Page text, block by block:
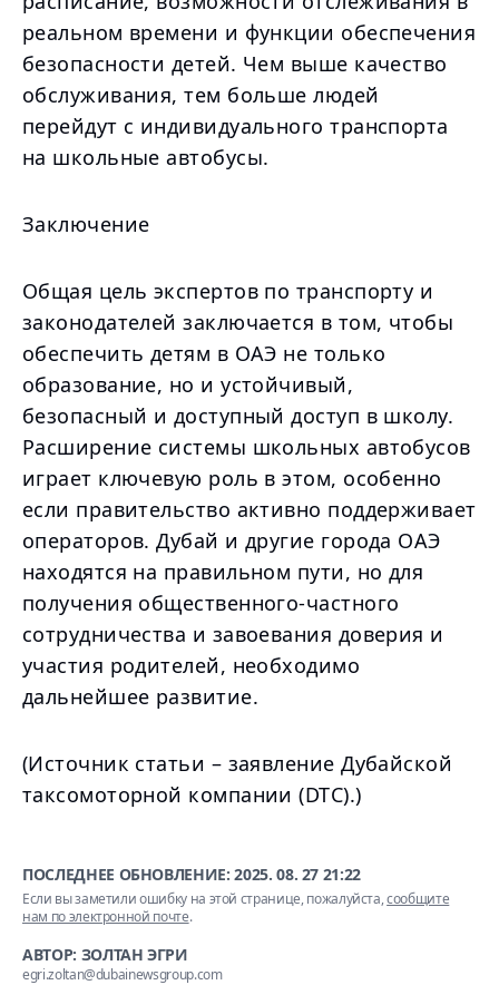
реальном времени и функции обеспечения
безопасности детей. Чем выше качество
обслуживания, тем больше людей
перейдут с индивидуального транспорта
на школьные автобусы.
Заключение
Общая цель экспертов по транспорту и
законодателей заключается в том, чтобы
обеспечить детям в ОАЭ не только
образование, но и устойчивый,
безопасный и доступный доступ в школу.
Расширение системы школьных автобусов
играет ключевую роль в этом, особенно
если правительство активно поддерживает
операторов. Дубай и другие города ОАЭ
находятся на правильном пути, но для
получения общественного-частного
сотрудничества и завоевания доверия и
участия родителей, необходимо
дальнейшее развитие.
(Источник статьи – заявление Дубайской
таксомоторной компании (DTC).)
ПОСЛЕДНЕЕ ОБНОВЛЕНИЕ:2025. 08. 27 21:22
Если вы заметили ошибку на этой странице, пожалуйста,сообщите
нам по электронной почте.
АВТОР: ЗОЛТАН ЭГРИ
egri.zoltan@dubainewsgroup.com